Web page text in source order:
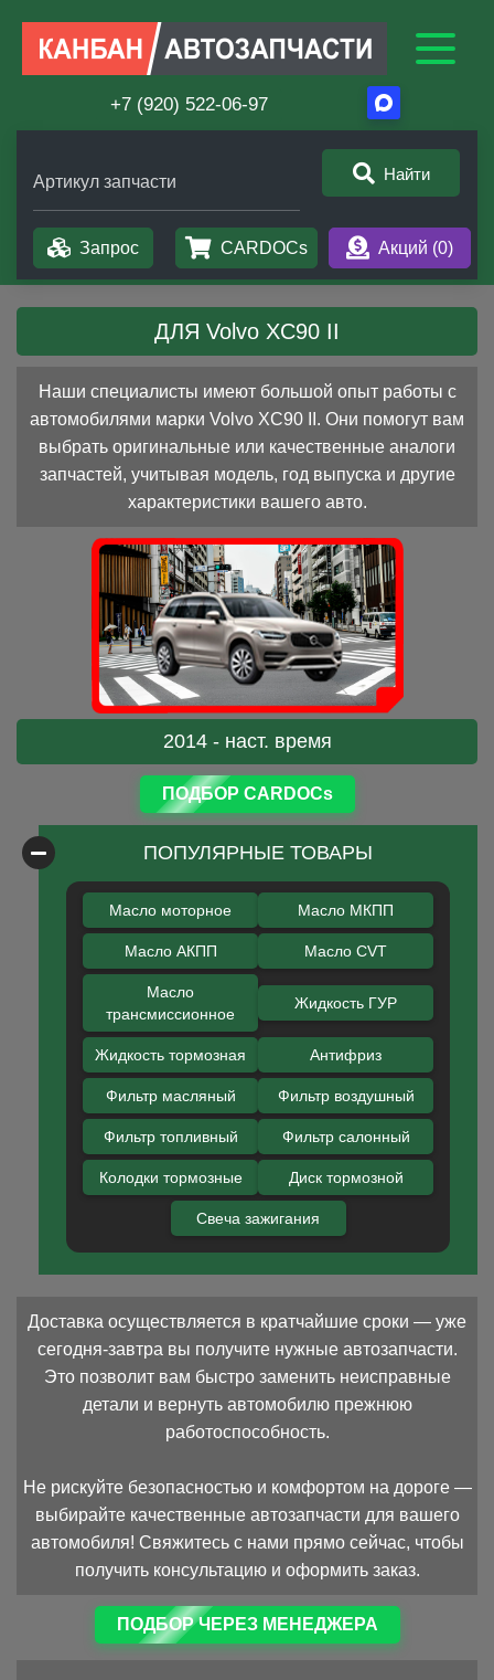
+7 (920) 522-06-97
Артикул запчасти Найти
Запрос CARDOCs Акций (0)
ДЛЯ Volvo XC90 II
Наши специалисты имеют большой опыт работы с
автомобилями марки Volvo XC90 II. Они помогут вам
выбрать оригинальные или качественные аналоги
запчастей, учитывая модель, год выпуска и другие
характеристики вашего авто.
2014 - наст. время
ПОДБОР CARDOCs
ПОПУЛЯРНЫЕ ТОВАРЫ
Масло моторное Масло МКПП
Масло АКПП Масло CVT
Масло
трансмиссионное
Жидкость ГУР
Жидкость тормозная Антифриз
Фильтр масляный Фильтр воздушный
Фильтр топливный Фильтр салонный
Колодки тормозные Диск тормозной
Свеча зажигания
Доставка осуществляется в кратчайшие сроки — уже
сегодня-завтра вы получите нужные автозапчасти.
Это позволит вам быстро заменить неисправные
детали и вернуть автомобилю прежнюю
работоспособность.
Не рискуйте безопасностью и комфортом на дороге —
выбирайте качественные автозапчасти для вашего
автомобиля! Свяжитесь с нами прямо сейчас, чтобы
получить консультацию и оформить заказ.
ПОДБОР ЧЕРЕЗ МЕНЕДЖЕРА